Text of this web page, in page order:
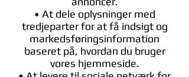
• At dele oplysninger med
tredjeparter for at få indsigt og
markedsføringsinformation
baseret på, hvordan du bruger
vores hjemmeside.